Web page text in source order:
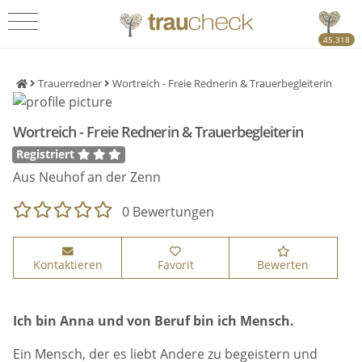
45.318
Trauerredner Wortreich - Freie Rednerin & Trauerbegleiterin
Wortreich - Freie Rednerin & Trauerbegleiterin
Registriert
Aus Neuhof an der Zenn
0 Bewertungen
Kontaktieren Favorit Bewerten
Ich bin Anna und von Beruf bin ich Mensch.
Ein Mensch, der es liebt Andere zu begeistern und